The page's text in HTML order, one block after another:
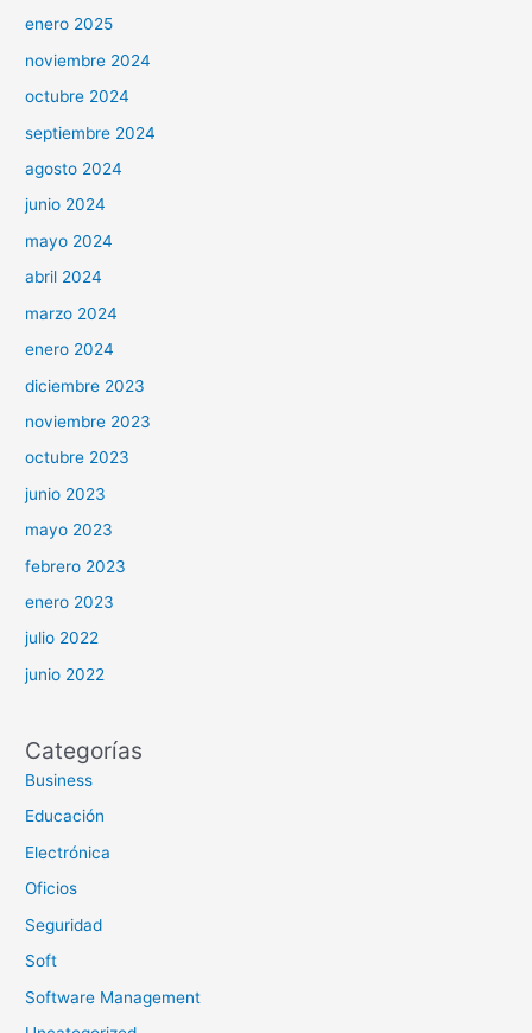
enero 2025
noviembre 2024
octubre 2024
septiembre 2024
agosto 2024
junio 2024
mayo 2024
abril 2024
marzo 2024
enero 2024
diciembre 2023
noviembre 2023
octubre 2023
junio 2023
mayo 2023
febrero 2023
enero 2023
julio 2022
junio 2022
Categorías
Business
Educación
Electrónica
Oficios
Seguridad
Soft
Software Management